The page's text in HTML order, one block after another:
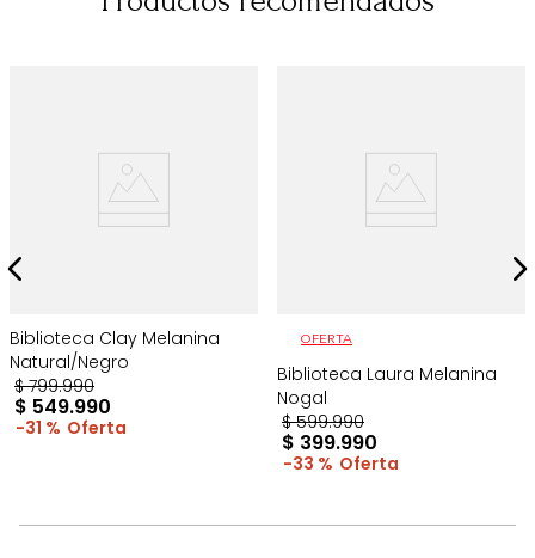
Biblioteca Clay Melanina
Natural/Negro
$ 799.990
$ 549.990
31 %
OFERTA
Biblioteca Laura Melanina
Nogal
$ 599.990
$ 399.990
33 %